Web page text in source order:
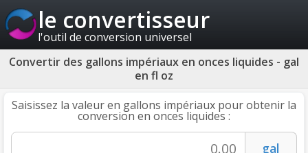
le convertisseur
l'outil de conversion universel
Convertir des gallons impériaux en onces liquides - gal
en fl oz
Saisissez la valeur en gallons impériaux pour obtenir la
conversion en onces liquides :